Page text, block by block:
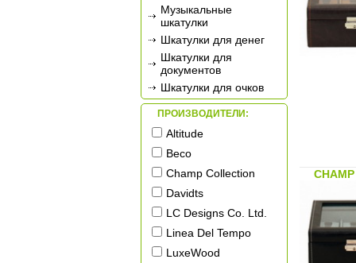
Музыкальные
шкатулки
Шкатулки для денег
Шкатулки для
документов
Шкатулки для очков
Шкатулки для
рукоделия
ПРОИЗВОДИТЕЛИ:
Altitude
Beco
Champ Collection
Davidts
LC Designs Co. Ltd.
Linea Del Tempo
LuxeWood